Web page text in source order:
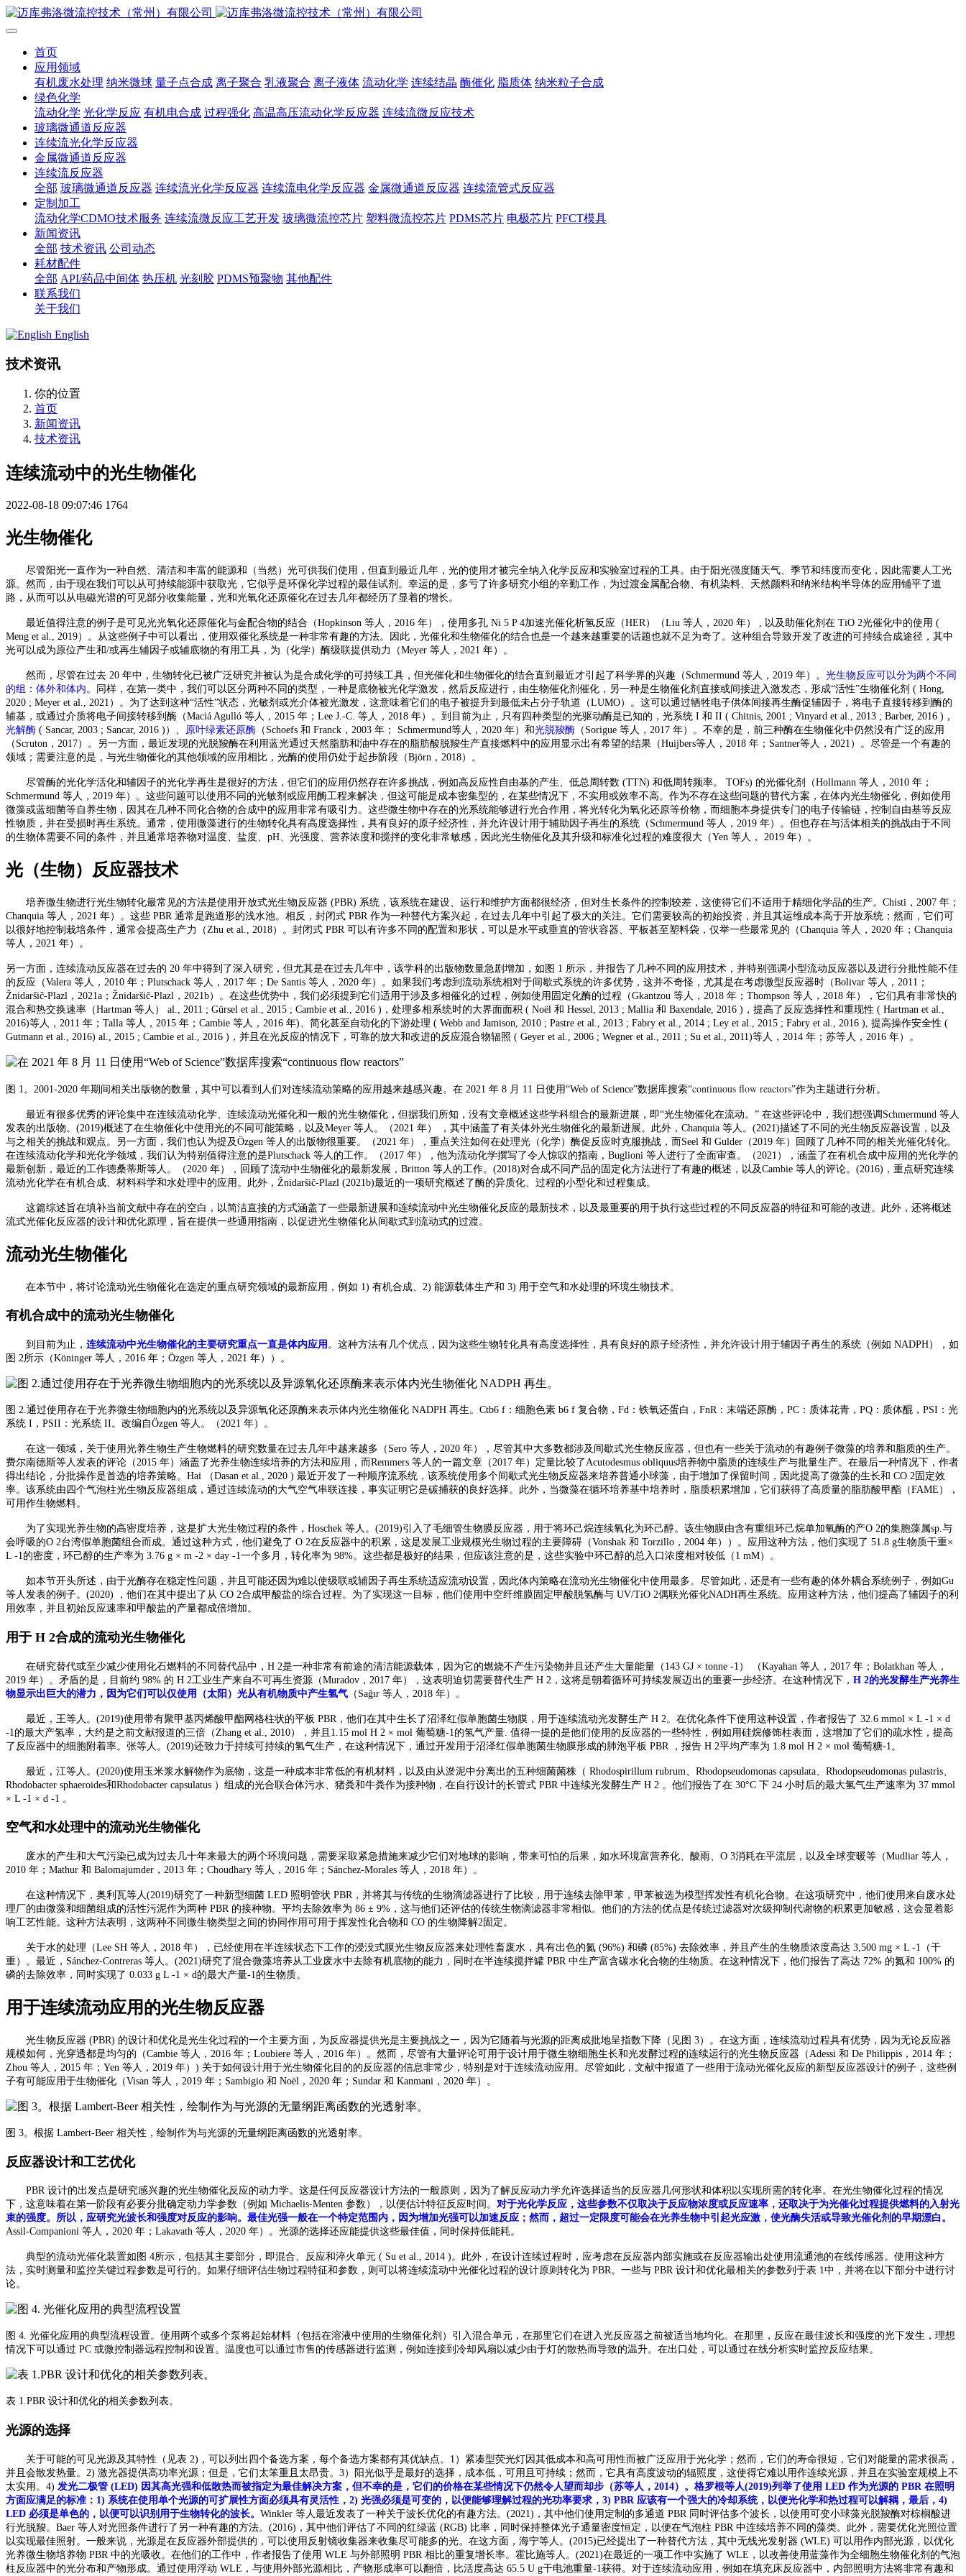
首页
应用领域
有机废水处理 纳米微球 量子点合成 离子聚合 乳液聚合 离子液体 流动化学 连续结晶 酶催化 脂质体 纳米粒子合成
绿色化学
流动化学 光化学反应 有机电合成 过程强化 高温高压流动化学反应器 连续流微反应技术
玻璃微通道反应器
连续流光化学反应器
金属微通道反应器
连续流反应器
全部 玻璃微通道反应器 连续流光化学反应器 连续流电化学反应器 金属微通道反应器 连续流管式反应器
定制加工
流动化学CDMO技术服务 连续流微反应工艺开发 玻璃微流控芯片 塑料微流控芯片 PDMS芯片 电极芯片 PFCT模具
新闻资讯
全部 技术资讯 公司动态
耗材配件
全部 API/药品中间体 热压机 光刻胶 PDMS预聚物 其他配件
联系我们
关于我们
English
技术资讯
你的位置
首页
新闻资讯
技术资讯
连续流动中的光生物催化
2022-08-18 09:07:46 1764
光生物催化
尽管阳光一直作为一种自然、清洁和丰富的能源和（当然）光可供我们使用，但直到最近几年，光的使用才被完全纳入化学反应和实验室过程的工具。由于阳光强度随天气、季节和纬度而变化，因此需要人工光
源。然而，由于现在我们可以从可持续能源中获取光，它似乎是环保化学过程的最佳试剂。幸运的是，多亏了许多研究小组的辛勤工作，为过渡金属配合物、有机染料、天然颜料和纳米结构半导体的应用铺平了道
路，从而可以从电磁光谱的可见部分收集能量，光和光氧化还原催化在过去几年都经历了显着的增长。
最近值得注意的例子是可见光光氧化还原催化与金配合物的结合（Hopkinson 等人，2016 年），使用多孔 Ni 5 P 4加速光催化析氢反应（HER）（Liu 等人，2020 年） , 以及助催化剂在 TiO 2光催化中的使用 (
Meng et al., 2019）。从这些例子中可以看出，使用双催化系统是一种非常有趣的方法。因此，光催化和生物催化的结合也是一个越来越重要的话题也就不足为奇了。这种组合导致开发了改进的可持续合成途径，其中
光可以成为原位产生和/或再生辅因子或辅底物的有用工具，为（化学）酶级联提供动力（Meyer 等人，2021 年）。
然而，尽管在过去 20 年中，生物转化已被广泛研究并被认为是合成化学的可持续工具，但光催化和生物催化的结合直到最近才引起了科学界的兴趣（Schmermund 等人，2019 年）。 光生物反应可以分为两个不同
的组：体外和体内。同样，在第一类中，我们可以区分两种不同的类型，一种是底物被光化学激发，然后反应进行，由生物催化剂催化，另一种是生物催化剂直接或间接进入激发态，形成“活性”生物催化剂 ( Hong,
2020 ; Meyer et al., 2021）。为了达到这种“活性”状态，光敏剂或光介体被光激发，这意味着它们的电子被提升到最低未占分子轨道（LUMO）。这可以通过牺牲电子供体间接再生酶促辅因子，将电子直接转移到酶的
辅基，或通过介质将电子间接转移到酶（Maciá Agulló 等人，2015 年；Lee J.-C. 等人，2018 年）。到目前为止，只有四种类型的光驱动酶是已知的，光系统 I 和 II ( Chitnis, 2001 ; Vinyard et al., 2013 ; Barber, 2016 )，
光解酶 ( Sancar, 2003 ; Sancar, 2016 )）、 原叶绿素还原酶 （ Schoefs 和 Franck，2003 年； Schmermund等人，2020 年）和光脱羧酶 （ Sorigue 等人，2017 年）。不幸的是，前三种酶在生物催化中仍然没有广泛的应用
（Scruton，2017）。另一方面，最近发现的光脱羧酶在利用蓝光通过天然脂肪和油中存在的脂肪酸脱羧生产直接燃料中的应用显示出有希望的结果（Huijbers等人，2018 年；Santner等人，2021）。尽管是一个有趣的
领域；需要注意的是，与光生物催化的其他领域的应用相比，光酶的使用仍处于起步阶段（Björn，2018）。
尽管酶的光化学活化和辅因子的光化学再生是很好的方法，但它们的应用仍然存在许多挑战，例如高反应性自由基的产生、低总周转数 (TTN) 和低周转频率。 TOFs) 的光催化剂（Hollmann 等人，2010 年；
Schmermund 等人，2019 年）。这些问题可以使用不同的光敏剂或应用酶工程来解决，但这可能是成本密集型的，在某些情况下，不实用或效率不高。作为不存在这些问题的替代方案，在体内光生物催化，例如使用
微藻或蓝细菌等自养生物，因其在几种不同化合物的合成中的应用非常有吸引力。这些微生物中存在的光系统能够进行光合作用，将光转化为氧化还原等价物，而细胞本身提供专门的电子传输链，控制自由基等反应
性物质，并在受损时再生系统。通常，使用微藻进行的生物转化具有高度选择性，具有良好的原子经济性，并允许设计用于辅助因子再生的系统（Schmermund 等人，2019 年）。但也存在与活体相关的挑战由于不同
的生物体需要不同的条件，并且通常培养物对温度、盐度、pH、光强度、营养浓度和搅拌的变化非常敏感，因此光生物催化及其升级和标准化过程的难度很大（Yen 等人， 2019 年）。
光（生物）反应器技术
培养微生物进行光生物转化最常见的方法是使用开放式光生物反应器 (PBR) 系统，该系统在建设、运行和维护方面都很经济，但对生长条件的控制较差，这使得它们不适用于精细化学品的生产。Chisti，2007 年；
Chanquia 等人，2021 年）。这些 PBR 通常是跑道形的浅水池。相反，封闭式 PBR 作为一种替代方案兴起，在过去几年中引起了极大的关注。它们需要较高的初始投资，并且其运维成本高于开放系统；然而，它们可
以很好地控制栽培条件，通常会提高生产力（Zhu et al., 2018）。封闭式 PBR 可以有许多不同的配置和形状，可以是水平或垂直的管状容器、平板甚至塑料袋，仅举一些最常见的（Chanquia 等人，2020 年；Chanquia
等人，2021 年）。
另一方面，连续流动反应器在过去的 20 年中得到了深入研究，但尤其是在过去几年中，该学科的出版物数量急剧增加，如图 1 所示，并报告了几种不同的应用技术，并特别强调小型流动反应器以及进行分批性能不佳
的反应（Valera 等人，2010 年；Plutschack 等人，2017 年；De Santis 等人，2020 年）。如果我们考虑到流动系统相对于间歇式系统的许多优势，这并不奇怪，尤其是在考虑微型反应器时（Bolivar 等人，2011；
Žnidaršič-Plazl，2021a；Žnidaršič-Plazl，2021b）。在这些优势中，我们必须提到它们适用于涉及多相催化的过程，例如使用固定化酶的过程（Gkantzou 等人，2018 年；Thompson 等人，2018 年），它们具有非常快的
混合和热交换速率（Hartman 等人） al., 2011 ; Gürsel et al., 2015 ; Cambie et al., 2016 )，处理多相系统时的大界面面积 ( Noël 和 Hessel, 2013 ; Mallia 和 Baxendale, 2016 )，提高了反应选择性和重现性 ( Hartman et al.,
2016)等人，2011 年；Talla 等人，2015 年；Cambie 等人，2016 年)、简化甚至自动化的下游处理 ( Webb and Jamison, 2010 ; Pastre et al., 2013 ; Fabry et al., 2014 ; Ley et al., 2015 ; Fabry et al., 2016 ), 提高操作安全性 (
Gutmann et al., 2016) al., 2015 ; Cambie et al., 2016 )，并且在光反应的情况下，可靠的放大和改进的反应混合物辐照 ( Geyer et al., 2006 ; Wegner et al., 2011 ; Su et al., 2011)等人，2014 年；苏等人，2016 年）。
图 1。2001-2020 年期间相关出版物的数量，其中可以看到人们对连续流动策略的应用越来越感兴趣。在 2021 年 8 月 11 日使用“Web of Science”数据库搜索“continuous flow reactors”作为主题进行分析。
最近有很多优秀的评论集中在连续流动化学、连续流动光催化和一般的光生物催化，但据我们所知，没有文章概述这些学科组合的最新进展，即“光生物催化在流动。” 在这些评论中，我们想强调Schmermund 等人
发表的出版物。(2019)概述了在生物催化中使用光的不同可能策略，以及Meyer 等人。（2021 年） ，其中涵盖了有关体外光生物催化的最新进展。此外，Chanquia 等人。(2021)描述了不同的光生物反应器设置，以及
与之相关的挑战和观点。另一方面，我们也认为提及Özgen 等人的出版物很重要。（2021 年），重点关注如何在处理光（化学）酶促反应时克服挑战，而Seel 和 Gulder（2019 年）回顾了几种不同的相关光催化转化。
在连续流动化学和光化学领域，我们认为特别值得注意的是Plutschack 等人的工作。（2017 年），他为流动化学撰写了令人惊叹的指南，Buglioni 等人进行了全面审查。（2021），涵盖了在有机合成中应用的光化学的
最新创新，最近的工作德桑蒂斯等人。（2020 年），回顾了流动中生物催化的最新发展，Britton 等人的工作。(2018)对合成不同产品的固定化方法进行了有趣的概述，以及Cambie 等人的评论。(2016)，重点研究连续
流动光化学在有机合成、材料科学和水处理中的应用。此外，Žnidaršič-Plazl (2021b)最近的一项研究概述了酶的异质化、过程的小型化和过程集成。
这篇综述旨在填补当前文献中存在的空白，以简洁直接的方式涵盖了一些最新进展和连续流动中光生物催化反应的最新技术，以及最重要的用于执行这些过程的不同反应器的特征和可能的改进。此外，还将概述
流式光催化反应器的设计和优化原理，旨在提供一些通用指南，以促进光生物催化从间歇式到流动式的过渡。
流动光生物催化
在本节中，将讨论流动光生物催化在选定的重点研究领域的最新应用，例如 1) 有机合成、2) 能源载体生产和 3) 用于空气和水处理的环境生物技术。
有机合成中的流动光生物催化
到目前为止， 连续流动中光生物催化的主要研究重点一直是体内应用 。这种方法有几个优点，因为这些生物转化具有高度选择性，具有良好的原子经济性，并允许设计用于辅因子再生的系统（例如 NADPH），如
图 2所示（Köninger 等人，2016 年；Özgen 等人，2021 年））。
图 2.通过使用存在于光养微生物细胞内的光系统以及异源氧化还原酶来表示体内光生物催化 NADPH 再生。Ctb6 f：细胞色素 b6 f 复合物，Fd：铁氧还蛋白，FnR：末端还原酶，PC：质体花青，PQ：质体醌，PSI：光
系统 I，PSII：光系统 II。改编自Özgen 等人。（2021 年）。
在这一领域，关于使用光养生物生产生物燃料的研究数量在过去几年中越来越多（ Sero 等人，2020 年），尽管其中大多数都涉及间歇式光生物反应器，但也有一些关于流动的有趣例子微藻的培养和脂质的生产。
费尔南德斯等人发表的评论（2015 年）涵盖了光养生物连续培养的方法和应用，而Remmers 等人的一篇文章（2017 年）定量比较了Acutodesmus obliquus培养物中脂质的连续生产与批量生产。在最后一种情况下，作者
得出结论，分批操作是首选的培养策略。 Hai （Dasan et al., 2020 ) 最近开发了一种顺序流系统，该系统使用多个间歇式光生物反应器来培养普通小球藻，由于增加了保留时间，因此提高了微藻的生长和 CO 2固定效
率。该系统由四个气泡柱光生物反应器组成，通过连续流动的大气空气串联连接，事实证明它是碳捕获的良好选择。此外，当微藻在循环培养基中培养时，脂质积累增加，它们获得了高质量的脂肪酸甲酯（FAME），
可用作生物燃料。
为了实现光养生物的高密度培养，这是扩大光生物过程的条件， Hoschek 等人。(2019)引入了毛细管生物膜反应器，用于将环己烷连续氧化为环己醇。该生物膜由含有重组环己烷单加氧酶的产O 2的集胞藻属sp.与
会呼吸的O 2台湾假单胞菌组合而成。通过这种方式，他们避免了 O 2在反应器中的积累，这是发展工业规模光生物过程的主要障碍（Vonshak 和 Torzillo，2004 年））。应用这种方法，他们实现了 51.8 g生物质干重×
L -1的密度，环己醇的生产率为 3.76 g × m -2 × day -1一个多月，转化率为 98%。这些都是极好的结果，但应该注意的是，这些实验中环己醇的总入口浓度相对较低（1 mM）。
如本节开头所述，由于光酶存在稳定性问题，并且可能还因为难以使级联或辅因子再生系统适应流动设置，因此体内策略在流动光生物催化中使用最多。尽管如此，还是有一些有趣的体外耦合系统例子，例如Gu
等人发表的例子。(2020) ，他们在其中提出了从 CO 2合成甲酸盐的综合过程。为了实现这一目标，他们使用中空纤维膜固定甲酸脱氢酶与 UV/TiO 2偶联光催化NADH再生系统。应用这种方法，他们提高了辅因子的利
用效率，并且初始反应速率和甲酸盐的产量都成倍增加。
用于 H 2合成的流动光生物催化
在研究替代或至少减少使用化石燃料的不同替代品中， H 2是一种非常有前途的清洁能源载体，因为它的燃烧不产生污染物并且还产生大量能量（143 GJ × tonne -1） （Kayahan 等人，2017 年；Bolatkhan 等人，
2019 年）。矛盾的是，目前约 98% 的 H 2工业生产来自不可再生资源（Muradov，2017 年），这表明迫切需要替代生产 H 2，这将是朝着循环可持续发展迈出的重要一步经济。在这种情况下， H 2的光发酵生产光养生
物显示出巨大的潜力，因为它们可以仅使用（太阳）光从有机物质中产生氢气 （ Sağır 等人，2018 年）。
最近，王等人。 (2019)使用带有聚甲基丙烯酸甲酯网格柱状的平板 PBR，他们在其中生长了沼泽红假单胞菌生物膜，用于连续流动光发酵生产 H 2。在优化条件下使用这种设置，作者报告了 32.6 mmol × L -1 × d
-1的最大产氢率，大约是之前文献报道的三倍（Zhang et al., 2010），并且1.15 mol H 2 × mol 葡萄糖-1的氢气产量. 值得一提的是他们使用的反应器的一些特性，例如用硅烷修饰柱表面，这增加了它们的疏水性，提高
了反应器中的细胞附着率。张等人。(2019)还致力于持续可持续的氢气生产，在这种情况下，通过开发用于沼泽红假单胞菌生物膜形成的肺泡平板 PBR ，报告 H 2平均产率为 1.8 mol H 2 × mol 葡萄糖-1。
最近，江等人。 (2020)使用玉米浆水解物作为底物，这是一种成本非常低的有机材料，以及由从淤泥中分离出的五种细菌菌株（ Rhodospirillum rubrum、Rhodopseudomonas capsulata、Rhodopseudomonas pulastris、
Rhodobacter sphaeroides和Rhodobacter capsulatus ）组成的光合联合体污水、猪粪和牛粪作为接种物，在自行设计的长管式 PBR 中连续光发酵生产 H 2 。他们报告了在 30°C 下 24 小时后的最大氢气生产速率为 37 mmol
× L -1 × d -1 。
空气和水处理中的流动光生物催化
废水的产生和大气污染已成为过去几十年来最大的两个环境问题，需要采取紧急措施来减少它们对地球的影响，带来可怕的后果，如水环境富营养化、酸雨、 O 3消耗在平流层，以及全球变暖等（Mudliar 等人，
2010 年；Mathur 和 Balomajumder，2013 年；Choudhary 等人，2016 年；Sánchez-Morales 等人，2018 年）。
在这种情况下，奥利瓦等人(2019)研究了一种新型细菌 LED 照明管状 PBR，并将其与传统的生物滴滤器进行了比较，用于连续去除甲苯，甲苯被选为模型挥发性有机化合物。在这项研究中，他们使用来自废水处
理厂的由微藻和细菌组成的活性污泥作为两种 PBR 的接种物。平均去除效率为 86 ± 9%，这与他们还评估的传统生物滴滤器非常相似。他们的方法的优点是传统过滤器对次级抑制代谢物的积累更加敏感，这会显着影
响工艺性能。这种方法表明，这两种不同微生物类型之间的协同作用可用于挥发性化合物和 CO 的生物降解2固定。
关于水的处理（Lee SH 等人，2018 年），已经使用在半连续状态下工作的浸没式膜光生物反应器来处理牲畜废水，具有出色的氮 (96%) 和磷 (85%) 去除效率，并且产生的生物质浓度高达 3,500 mg × L -1（干
重）。最近，Sánchez-Contreras 等人。(2021)研究了混合微藻培养从工业废水中去除有机底物的能力，同时在半连续搅拌罐 PBR 中生产富含碳水化合物的生物质。在这种情况下，他们报告了高达 72% 的氮和 100% 的
磷的去除效率，同时实现了 0.033 g L -1 × d的最大产量-1的生物质。
用于连续流动应用的光生物反应器
光生物反应器 (PBR) 的设计和优化是光生化过程的一个主要方面，为反应器提供光是主要挑战之一，因为它随着与光源的距离成批地呈指数下降（见图 3）。在这方面，连续流动过程具有优势，因为无论反应器
规模如何，光穿透都是均匀的（Cambie 等人，2016 年；Loubiere 等人，2016 年）。然而，尽管有大量评论可用于设计用于微生物细胞生长和光发酵过程的连续运行的光生物反应器（Adessi 和 De Philippis，2014 年；
Zhou 等人，2015 年；Yen 等人，2019 年）) 关于如何设计用于光生物催化目的的反应器的信息非常少，特别是对于连续流动应用。尽管如此，文献中报道了一些用于流动光催化反应的新型反应器设计的例子，这些例
子有可能应用于生物催化（Visan 等人，2019 年；Sambigio 和 Noël，2020 年；Sundar 和 Kanmani，2020 年）。
图 3。根据 Lambert-Beer 相关性，绘制作为与光源的无量纲距离函数的光透射率。
反应器设计和工艺优化
PBR 设计的出发点是研究感兴趣的光生物催化反应的动力学。这是任何反应器设计方法的一般原则，因为了解反应动力学允许选择适当的反应器几何形状和体积以实现所需的转化率。在光生物催化过程的情况
下，这意味着在第一阶段有必要分批确定动力学参数（例如 Michaelis-Menten 参数），以便估计特征反应时间。 对于光化学反应，这些参数不仅取决于反应物浓度或反应速率，还取决于为光催化过程提供燃料的入射光
束的强度。所以，应研究光波长和强度对反应的影响。最佳光强一般在一个特定范围内，因为增加光强可以加速反应；然而，超过一定限度可能会在光养生物中引起光应激，使光酶失活或导致光催化剂的早期漂白。
Assil-Companioni 等人，2020 年；Lakavath 等人，2020 年）。光源的选择还应能提供这些最佳值，同时保持低能耗。
典型的流动光催化装置如图 4所示，包括其主要部分，即混合、反应和淬火单元 ( Su et al., 2014 )。此外，在设计连续过程时，应考虑在反应器内部实施或在反应器输出处使用流通池的在线传感器。使用这种方
法，实时测量和监控关键过程参数是可行的。如果仔细评估生物过程特征和参数，则可以将连续流动中光催化过程的设计原则转化为 PBR。一些与 PBR 设计和优化最相关的参数列于表 1中，并将在以下部分中进行讨
论。
图 4. 光催化应用的典型流程设置。使用两个或多个泵将起始材料（包括在溶液中使用的生物催化剂）引入混合单元，在那里它们在进入光反应器之前被适当地均化。在那里，反应在最佳波长和强度的光下发生，理想
情况下可以通过 PC 或微控制器远程控制和设置。温度也可以通过市售的传感器进行监测，例如连接到冷却风扇以减少由于灯的散热而导致的温升。在出口处，可以通过在线分析实时监控反应结果。
表 1.PBR 设计和优化的相关参数列表。
光源的选择
关于可能的可见光源及其特性（见表 2)，可以列出四个备选方案，每个备选方案都有其优缺点。1）紧凑型荧光灯因其低成本和高可用性而被广泛应用于光化学；然而，它们的寿命很短，它们对能量的需求很高，
并且会散发热量。2) 激光器提供高功率光源；但是，它们太笨重且太昂贵。3）阳光似乎是最好的选择，成本低，可用且可持续；然而，它具有高度波动的辐照度，这使得它难以用作连续光源，并且在实验室规模上不
太实用。4) 发光二极管 (LED) 因其高光强和低散热而被指定为最佳解决方案，但不幸的是，它们的价格在某些情况下仍然令人望而却步（苏等人，2014）。格罗根等人(2019)列举了使用 LED 作为光源的 PBR 在照明
方面应满足的标准：1) 系统在使用单个光源的可扩展性方面必须具有灵活性，2) 光强必须是可变的，以便能够理解过程的光功率要求，3) PBR 应该有一个强大的冷却系统，以便光化学和热过程可以解耦，最后，4)
LED 必须是单色的，以便可以识别用于生物转化的波长。 Winkler 等人最近发表了一种关于波长优化的有趣方法。(2021)，其中他们使用定制的多通道 PBR 同时评估多个波长，以使用可变小球藻光脱羧酶对棕榈酸进
行光脱羧。Baer 等人对光照条件进行了另一种有趣的方法。(2016)，其中他们评估了不同的红绿蓝 (RGB) 比率，同时保持整体光子通量密度恒定，以便在气泡柱 PBR 中连续培养不同的藻类。此外，需要优化光照位置
以实现最佳照射。一般来说，光源是在反应器外部提供的，可以使用反射镜收集器来收集尽可能多的光。在这方面，海宁等人。(2015)已经提出了一种替代方法，其中无线光发射器 (WLE) 可以用作内部光源，以优化
光养微生物培养物 PBR 中的光吸收。在他们的工作中，作者报告了使用 WLE 与外部照明 PBR 相比的重复增长率。霍比施等人。(2021)在最近的一项工作中实施了 WLE，以改善使用蓝藻作为全细胞生物催化剂的气泡
柱反应器中的光分布和产物形成。通过使用浮动 WLE，与使用外部光源相比，产物形成率可以翻倍，比活度高达 65.5 U g干电池重量-1获得。对于连续流动应用，例如在填充床反应器中，内部照明方法将非常有趣和